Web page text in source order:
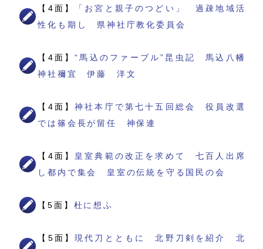
【4面】
「お宮と親子のつどい」 過疎地域活
性化も期し 県神社庁教化委員会
【4面】“馬込のファーブル”昆虫記 馬込八幡
神社禰宜 伊藤 洋文
【4面】神社本庁で第七十五回総会 役員改選
では篠会長が留任 神保連
【4面】 皇室典範の改正を求めて 七百人出席
し都内で集会 皇室の伝統を守る国民の会
【5面】 杜に想ふ
【5面】現代刀とともに 北野刀剣を紹介 北